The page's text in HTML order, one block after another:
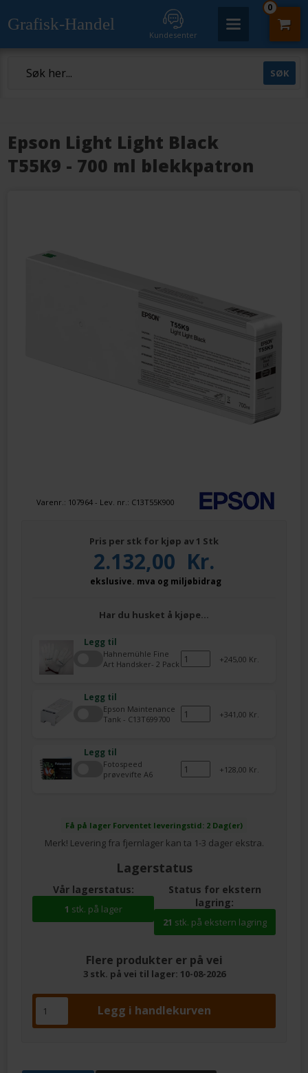
Grafisk-Handel
Kundesenter
0
Epson Light Light Black
T55K9 - 700 ml blekkpatron
Varenr.: 107964- Lev. nr.: C13T55K900
Pris per stk for kjøp av 1 Stk
2.132,00 Kr.
ekslusive. mva og miljøbidrag
Har du husket å kjøpe…
Legg til
Hahnemühle Fine
Art Handsker- 2 Pack
245,00 Kr.
Legg til
Epson Maintenance
Tank - C13T699700
341,00 Kr.
Legg til
Fotospeed
prøvevifte A6
128,00 Kr.
Få på lager Forventet leveringstid: 2 Dag(er)
Merk! Levering fra fjernlager kan ta 1-3 dager ekstra.
Lagerstatus
Vår lagerstatus:
1 stk. på lager
Status for ekstern
lagring:
21 stk. på ekstern lagring
Flere produkter er på vei
3 stk. på vei til lager: 10-08-2026